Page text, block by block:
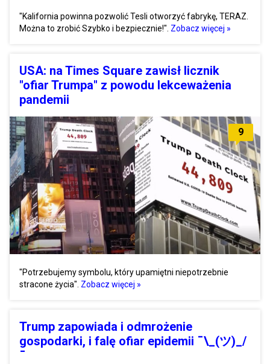
"Kalifornia powinna pozwolić Tesli otworzyć fabrykę, TERAZ.
Można to zrobić Szybko i bezpiecznie!". Zobacz więcej »
USA: na Times Square zawisł licznik
"ofiar Trumpa" z powodu lekceważenia
pandemii
9
"Potrzebujemy symbolu, który upamiętni niepotrzebnie
stracone życia". Zobacz więcej »
Trump zapowiada i odmrożenie
gospodarki, i falę ofiar epidemii ¯\_(ツ)_/
¯